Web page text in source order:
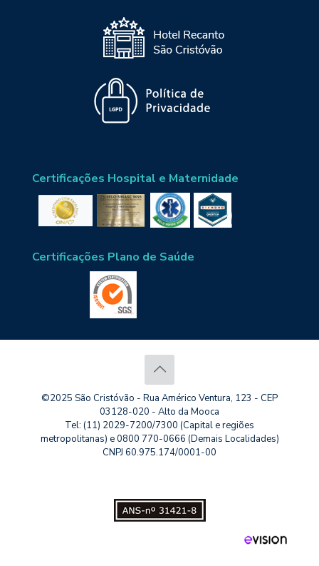
Certificações Hospital e Maternidade
Certificações Plano de Saúde
©2025 São Cristóvão - Rua Américo Ventura, 123 - CEP
03128-020 - Alto da Mooca
Tel: (11) 2029-7200/7300 (Capital e regiões
metropolitanas) e 0800 770-0666 (Demais Localidades)
CNPJ 60.975.174/0001-00